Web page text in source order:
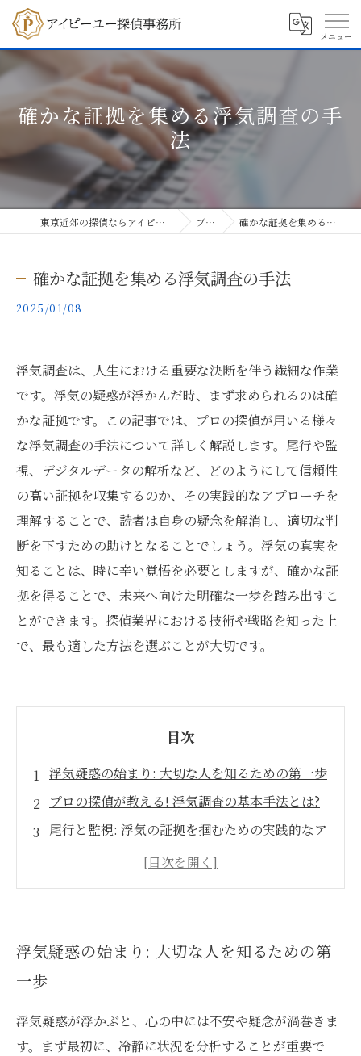
確かな証拠を集める浮気調査の手
法
東京近郊の探偵ならアイピーユー探偵事務所 ブログ 確かな証拠を集める浮気調査の手法
確かな証拠を集める浮気調査の手法
2025/01/08
浮気調査は、人生における重要な決断を伴う繊細な作業
です。浮気の疑惑が浮かんだ時、まず求められるのは確
かな証拠です。この記事では、プロの探偵が用いる様々
な浮気調査の手法について詳しく解説します。尾行や監
視、デジタルデータの解析など、どのようにして信頼性
の高い証拠を収集するのか、その実践的なアプローチを
理解することで、読者は自身の疑念を解消し、適切な判
断を下すための助けとなることでしょう。浮気の真実を
知ることは、時に辛い覚悟を必要としますが、確かな証
拠を得ることで、未来へ向けた明確な一歩を踏み出すこ
とができます。探偵業界における技術や戦略を知った上
で、最も適した方法を選ぶことが大切です。
目次
浮気疑惑の始まり: 大切な人を知るための第一歩
プロの探偵が教える! 浮気調査の基本手法とは?
尾行と監視: 浮気の証拠を掴むための実践的なア
浮気調査の成功事例: 実際の体験談から学ぶ
たあなたに
浮気疑惑の始まり: 大切な人を知るための第
一歩
浮気疑惑が浮かぶと、心の中には不安や疑念が渦巻きま
す。まず最初に、冷静に状況を分析することが重要で